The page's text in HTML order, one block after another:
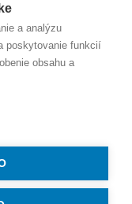
a analýzu
poskytovanie funkcií
obsahu a